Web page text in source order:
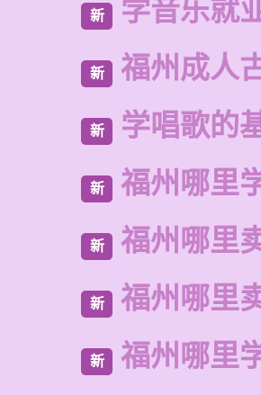
新 学音乐就
新 福州成人
新 学唱歌的
新 福州哪里
新 福州哪里
新 福州哪里
新 福州哪里